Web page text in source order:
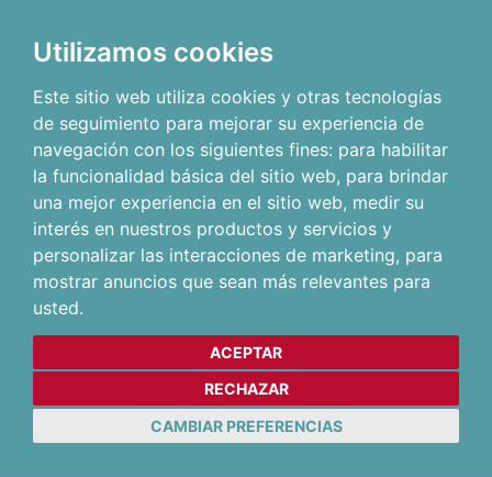
Utilizamos cookies
Este sitio web utiliza cookies y otras tecnologías
de seguimiento para mejorar su experiencia de
navegación con los siguientes fines: para habilitar
la funcionalidad básica del sitio web, para brindar
una mejor experiencia en el sitio web, medir su
interés en nuestros productos y servicios y
personalizar las interacciones de marketing, para
mostrar anuncios que sean más relevantes para
usted.
ACEPTAR
RECHAZAR
CAMBIAR PREFERENCIAS